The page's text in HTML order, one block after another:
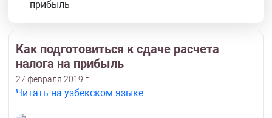
прибыль
Как подготовиться к сдаче расчета
налога на прибыль
27 февраля 2019 г.
Читать на узбекском языке